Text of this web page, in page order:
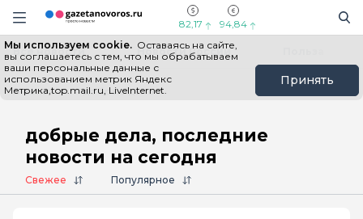
Информационный портал "ГазетаНоворос.ру"
Навигация сайта
82,17 94,84
Мы используем cookie. Оставаясь на сайте,
вы соглашаетесь с тем, что мы обрабатываем
ваши персональные данные с
использованием метрик Яндекс
Метрика,top.mail.ru, LiveInternet.
Принять
Все новости Новости России
Главная # добрые дела
добрые дела, последние
новости на сегодня
Свежее Популярное